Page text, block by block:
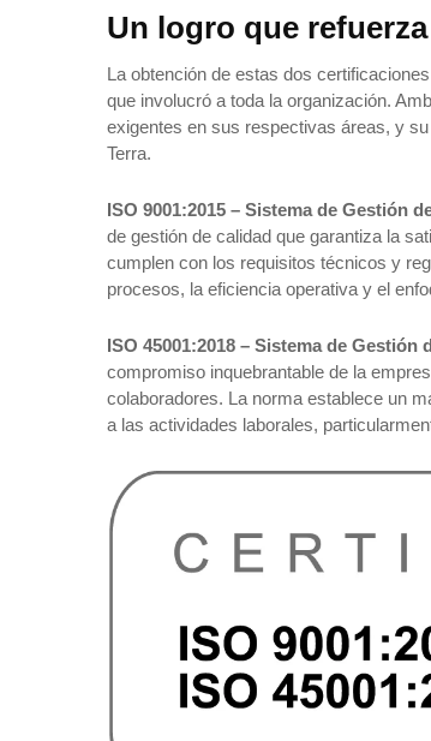
Un logro que
La obtención de estas dos
que involucró a toda la organización.
exigentes en sus respectivas áreas, y
Terra.
ISO 9001:2015 – Sistema de Gestión
de gestión de calidad que garantiza la
cumplen con los requisitos técnicos y
procesos, la eficiencia operativa y el
ISO 45001:2018 – Sistema de
compromiso inquebrantable de la
colaboradores. La norma establece un
a las actividades laborales,